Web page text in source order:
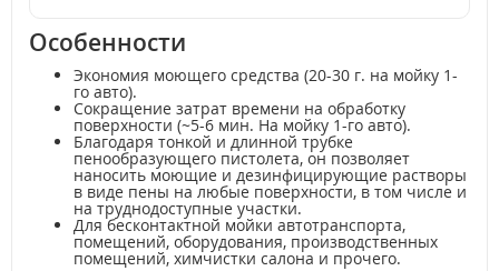
Особенности
Экономия моющего средства (20-30 г. на мойку 1-
го авто).
Сокращение затрат времени на обработку
поверхности (~5-6 мин. На мойку 1-го авто).
Благодаря тонкой и длинной трубке
пенообразующего пистолета, он позволяет
наносить моющие и дезинфицирующие растворы
в виде пены на любые поверхности, в том числе и
на труднодоступные участки.
Для бесконтактной мойки автотранспорта,
помещений, оборудования, производственных
помещений, химчистки салона и прочего.